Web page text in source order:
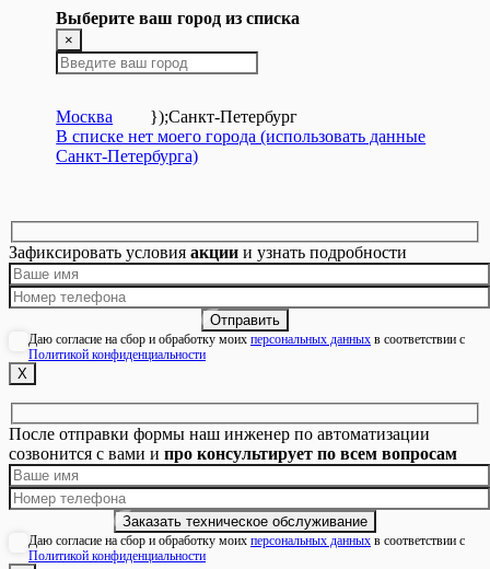
Выберите ваш город из списка
×
Москва });Санкт-Петербург
В списке нет моего города (использовать данные
Санкт-Петербурга)
Зафиксировать условия акции и узнать подробности
Даю согласие на сбор и обработку моих персональных данных в соответствии с
Политикой конфиденциальности
Х
После отправки формы наш инженер по автоматизации
созвонится с вами и про консультирует по всем вопросам
Даю согласие на сбор и обработку моих персональных данных в соответствии с
Политикой конфиденциальности